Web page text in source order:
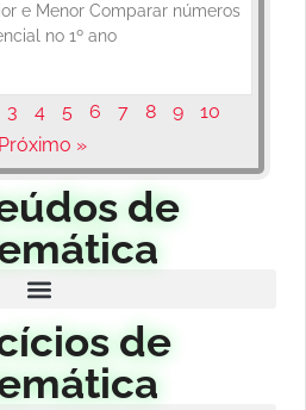
e Menor Comparar números
no 1º ano
3 4 5 6 7 8 9
10
Próximo »
de
de